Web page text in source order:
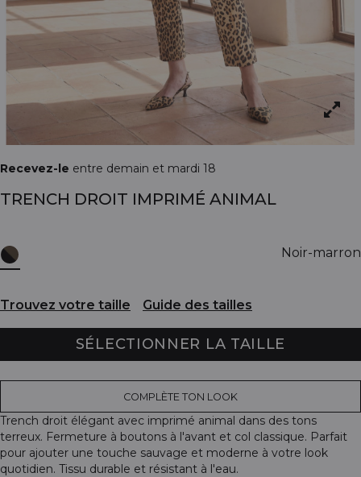
Recevez-le entre demain et mardi 18
TRENCH DROIT IMPRIMÉ ANIMAL
Noir-marron
Trouvez votre taille Guide des tailles
SÉLECTIONNER LA TAILLE
COMPLÈTE TON LOOK
Trench droit élégant avec imprimé animal dans des tons
terreux. Fermeture à boutons à l'avant et col classique. Parfait
pour ajouter une touche sauvage et moderne à votre look
quotidien. Tissu durable et résistant à l'eau.